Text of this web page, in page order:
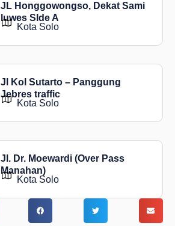
JL Honggowongso, Dekat Sami
luwes SIde A
Kota Solo
Jl Kol Sutarto – Panggung
Jebres traffic
Kota Solo
Jl. Dr. Moewardi (Over Pass
Manahan)
Kota Solo